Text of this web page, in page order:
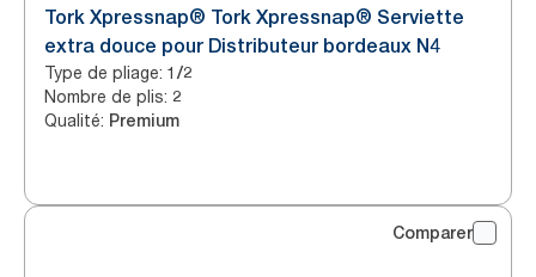
Tork Xpressnap® Tork Xpressnap® Serviette
extra douce pour Distributeur bordeaux N4
Type de pliage: 1/2
Nombre de plis: 2
Qualité: Premium
Comparer